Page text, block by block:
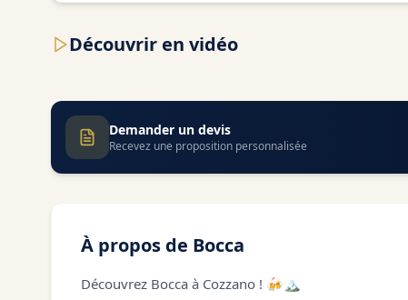
Découvrir en vidéo
Demander un devis
Recevez une proposition personnalisée
À propos de Bocca
Découvrez Bocca à Cozzano ! 🍻🏔️